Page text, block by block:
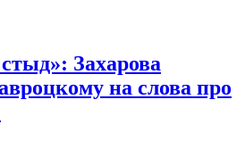
Захарова
на слова про